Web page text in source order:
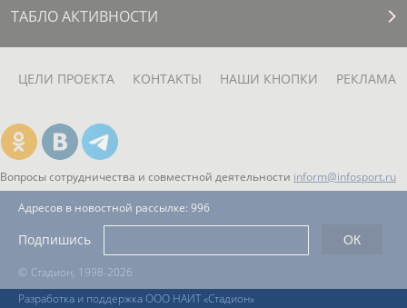
ТАБЛО АКТИВНОСТИ
ЦЕЛИ ПРОЕКТА КОНТАКТЫ НАШИ КНОПКИ РЕКЛАМА
Вопросы сотрудничества и совместной деятельности inform@infosport.ru
© Стадион, 1998-2026
Разработка и поддержка ООО НАИТ «Стадион»
Адресов в новостной рассылке: 996
Подпишись